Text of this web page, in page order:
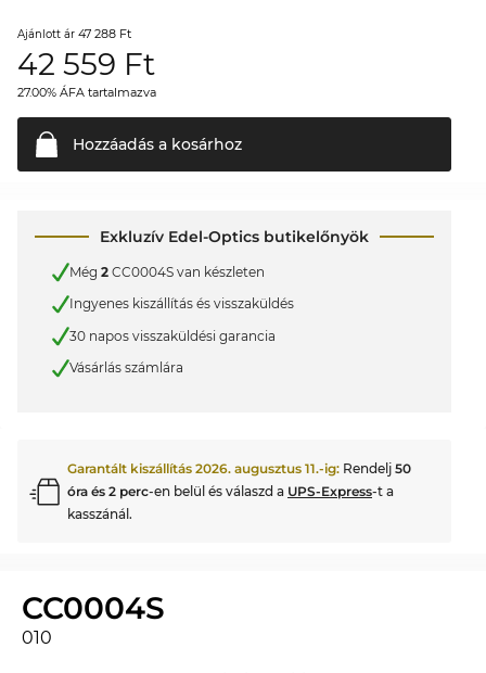
Ajánlott ár 47 288 Ft
42 559 Ft
27.00% ÁFA tartalmazva
Hozzáadás a kosárhoz
Exkluzív Edel-Optics butikelőnyök
Még 2 CC0004S van készleten
Ingyenes kiszállítás és visszaküldés
30 napos visszaküldési garancia
Vásárlás számlára
Garantált kiszállítás 2026. augusztus 11.-ig: Rendelj 50
óra és 2 perc-en belül és válaszd a UPS-Express-t a
kasszánál.
CC0004S
010